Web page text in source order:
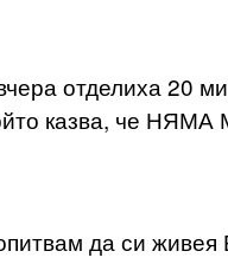
отделиха 20
казва, че
да си